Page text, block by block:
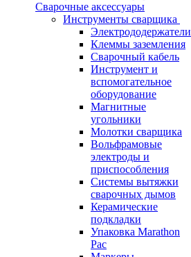
Сварочные аксессуары
Инструменты сварщика
Электрододержатели
Клеммы заземления
Сварочный кабель
Инструмент и
вспомогательное
оборудование
Магнитные
угольники
Молотки сварщика
Вольфрамовые
электроды и
приспособления
Системы вытяжки
сварочных дымов
Керамические
подкладки
Упаковка Marathon
Pac